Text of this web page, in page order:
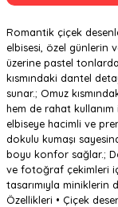
Romantik çiçek
elbisesi, özel günlerin
üzerine pastel
kısmındaki dantel
sunar.; Omuz
hem de rahat kullanım
elbiseye hacimli ve
dokulu kumaşı
boyu konfor sağlar.;
ve fotoğraf çekimleri
tasarımıyla
Özellikleri • Çiçek